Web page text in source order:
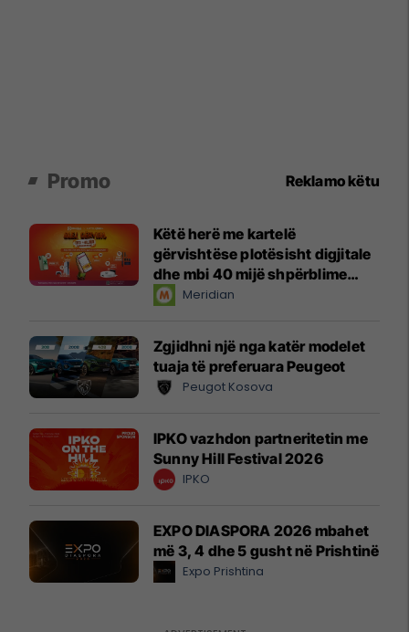
Promo Reklamo këtu
Këtë herë me kartelë
gërvishtëse plotësisht digjitale
dhe mbi 40 mijë shpërblime
instant!Meridian
Zgjidhni një nga katër modelet
tuaja të preferuara Peugeot
Peugot Kosova
IPKO vazhdon partneritetin me
Sunny Hill Festival 2026
IPKO
EXPO DIASPORA 2026 mbahet
më 3, 4 dhe 5 gusht në Prishtinë
Expo Prishtina